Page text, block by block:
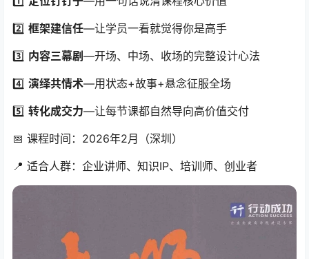
2️⃣ 框架建信任—让学员一看就觉得你是高手
3️⃣ 内容三幕剧—开场、中场、收场的完整设计心法
4️⃣ 演绎共情术—用状态+故事+悬念征服全场
5️⃣ 转化成交力—让每节课都自然导向高价值交付
📅 课程时间：2026年2月（深圳）
📍 适合人群：企业讲师、知识IP、培训师、创业者